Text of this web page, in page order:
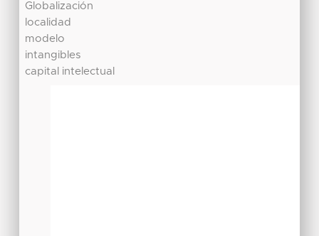
Globalización
localidad
modelo
intangibles
capital intelectual